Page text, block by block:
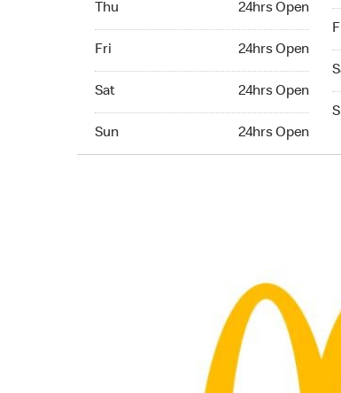
Thu 24hrs Open
Fri 24hrs Open
Sat 24hrs Open
Sun 24hrs Open